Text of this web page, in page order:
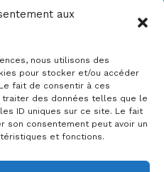
aux
nous utilisons des
pour stocker et/ou accéder
fait de consentir à ces
des données telles que le
ID uniques sur ce site. Le fait
son consentement peut avoir un
et fonctions.